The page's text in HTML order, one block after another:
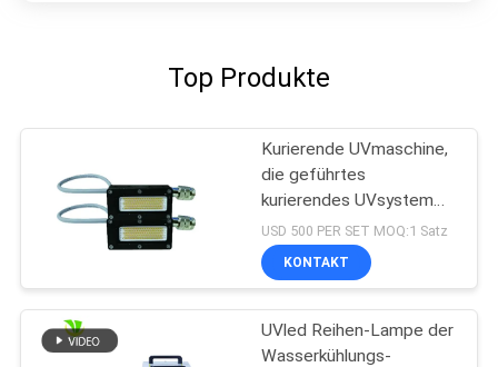
Top Produkte
Kurierende UVmaschine,
die geführtes
kurierendes UVsystem
der hohen Leistung der
Größen-50x20 Millimeter
der Wellenlängen-395nm
USD 500 PER SET MOQ:1 Satz
KONTAKT
UVled Reihen-Lampe der
Wasserkühlungs-